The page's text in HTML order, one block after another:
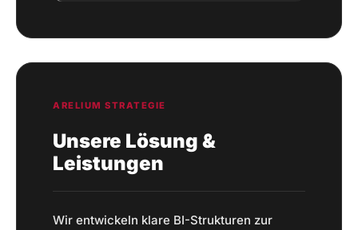
ARELIUM STRATEGIE
Unsere Lösung &
Leistungen
Wir entwickeln klare BI-Strukturen zur